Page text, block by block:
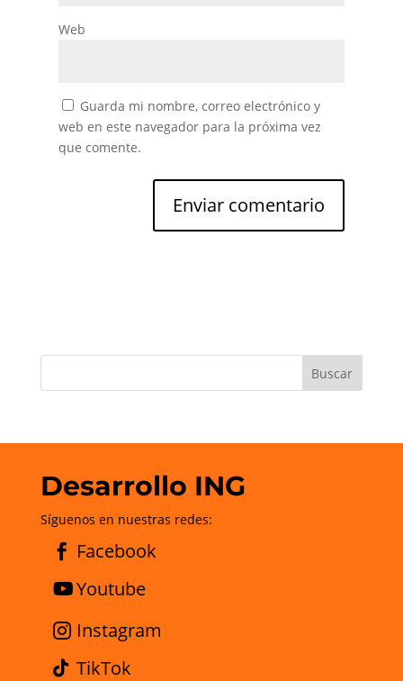
Web
Guarda mi nombre, correo electrónico y
web en este navegador para la próxima vez
que comente.
Desarrollo ING
Síguenos en nuestras redes:
Facebook
Youtube
Instagram
TikTok